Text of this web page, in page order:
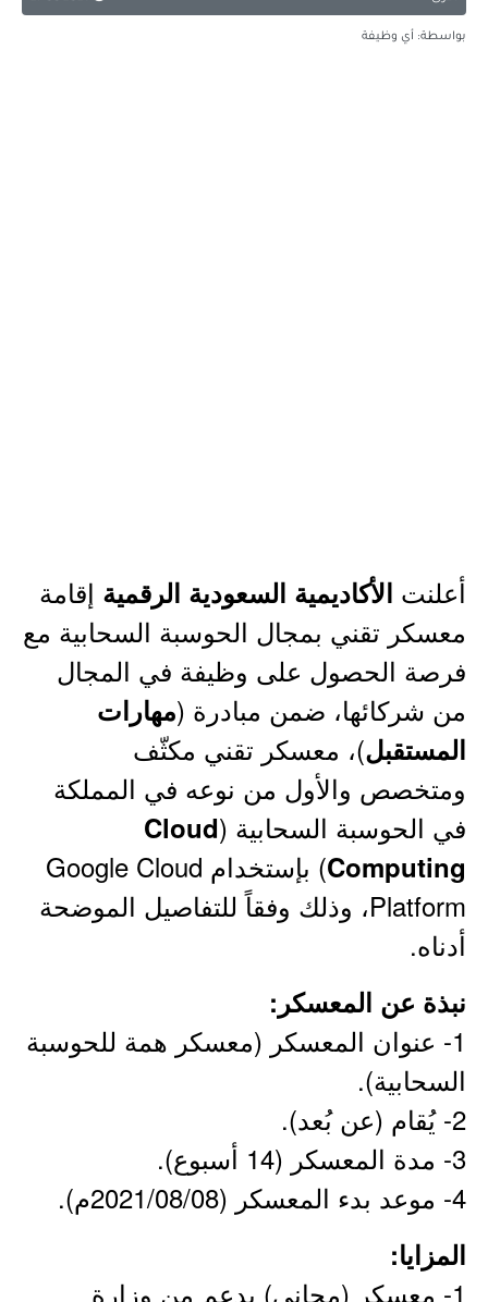
بواسطة: أي وظيفة
أعلنت الأكاديمية السعودية الرقمية إقامة
معسكر تقني بمجال الحوسبة السحابية مع
فرصة الحصول على وظيفة في المجال
من شركائها، ضمن مبادرة (مهارات
المستقبل)، معسكر تقني مكثّف
ومتخصص والأول من نوعه في المملكة
في الحوسبة السحابية (Cloud
Computing
) بإستخدام Google Cloud
Platform، وذلك وفقاً للتفاصيل الموضحة
أدناه.
نبذة عن المعسكر:
1- عنوان المعسكر (معسكر همة للحوسبة
السحابية).
2- يُقام (عن بُعد).
3- مدة المعسكر (14 أسبوع).
4- موعد بدء المعسكر (2021/08/08م).
المزايا:
1- معسكر (مجاني) بدعم من وزارة